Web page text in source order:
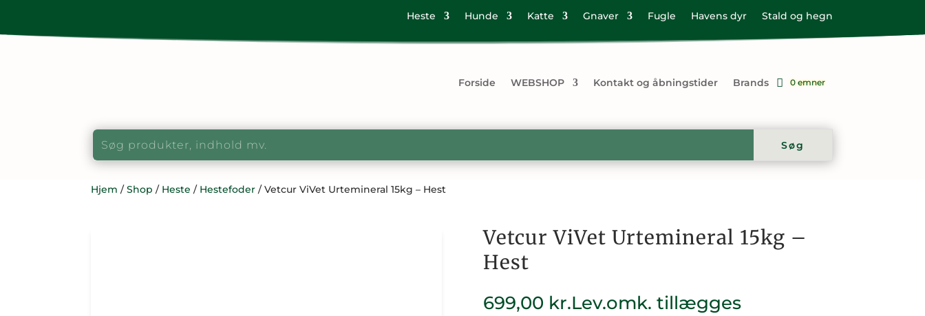
Heste Hunde Katte Gnaver Fugle Havens dyr Stald og hegn
Forside WEBSHOP Kontakt og åbningstider Brands 0 emner
Hjem /Shop / Heste / Hestefoder / Vetcur ViVet Urtemineral 15kg – Hest
Vetcur ViVet Urtemineral 15kg –
Hest
699,00 kr.Lev.omk. tillægges